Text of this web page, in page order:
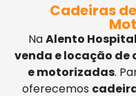
Cadeiras
NaAlento
venda e locação de
e motorizadas.
oferecemos